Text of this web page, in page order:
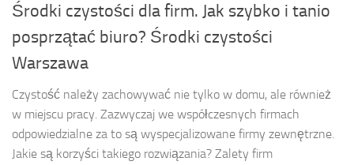
Środki czystości dla firm. Jak szybko i tanio
posprzątać biuro? Środki czystości
Warszawa
Czystość należy zachowywać nie tylko w domu, ale również
w miejscu pracy. Zazwyczaj we współczesnych firmach
odpowiedzialne za to są wyspecjalizowane firmy zewnętrzne.
Jakie są korzyści takiego rozwiązania? Zalety firm